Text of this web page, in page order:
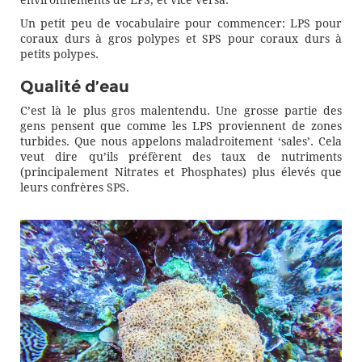
Un petit peu de vocabulaire pour commencer: LPS pour
coraux durs à gros polypes et SPS pour coraux durs à
petits polypes.
Qualité d’eau
C’est là le plus gros malentendu. Une grosse partie des
gens pensent que comme les LPS proviennent de zones
turbides. Que nous appelons maladroitement ‘sales’. Cela
veut dire qu’ils préfèrent des taux de nutriments
(principalement Nitrates et Phosphates) plus élevés que
leurs confrères SPS.